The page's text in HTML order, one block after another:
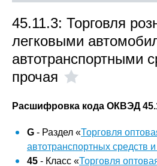
45.11.3: Торговля
легковыми
автотранспортными
прочая
Расшифровка кода ОКВЭД
G - Раздел «Торговля
автотранспортных средств
45 - Класс «Торговля